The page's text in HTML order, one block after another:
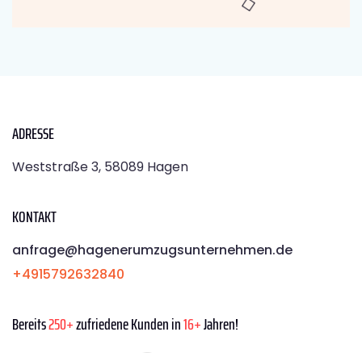
ADRESSE
Weststraße 3, 58089 Hagen
KONTAKT
anfrage@hagenerumzugsunternehmen.de
+4915792632840
Bereits250+zufriedene Kunden in16+Jahren!